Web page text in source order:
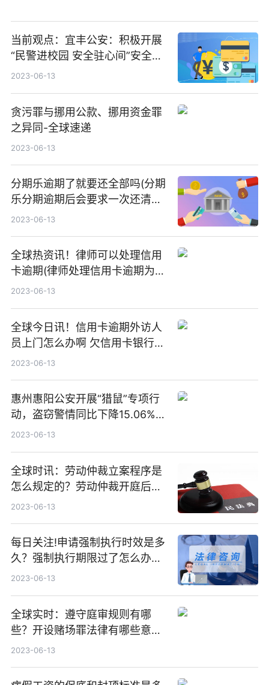
当前观点：宜丰公安：积极开展
“民警进校园 安全驻心间”安全教
育活动
2023-06-13
贪污罪与挪用公款、挪用资金罪
之异同-全球速递
2023-06-13
分期乐逾期了就要还全部吗(分期
乐分期逾期后会要求一次还清全
部金额嘛)
2023-06-13
全球热资讯！律师可以处理信用
卡逾期(律师处理信用卡逾期为什
么要电话卡)
2023-06-13
全球今日讯！信用卡逾期外访人
员上门怎么办啊 欠信用卡银行外
派人员上门
2023-06-13
惠州惠阳公安开展“猎鼠”专项行
动，盗窃警情同比下降15.06%|
每日视讯
2023-06-13
全球时讯：劳动仲裁立案程序是
怎么规定的？劳动仲裁开庭后多
久才出结果？
2023-06-13
每日关注!申请强制执行时效是多
久？强制执行期限过了怎么办
呢？
2023-06-13
全球实时：遵守庭审规则有哪
些？开设赌场罪法律有哪些意
见？被公安机关逮捕后可以做什
2023-06-13